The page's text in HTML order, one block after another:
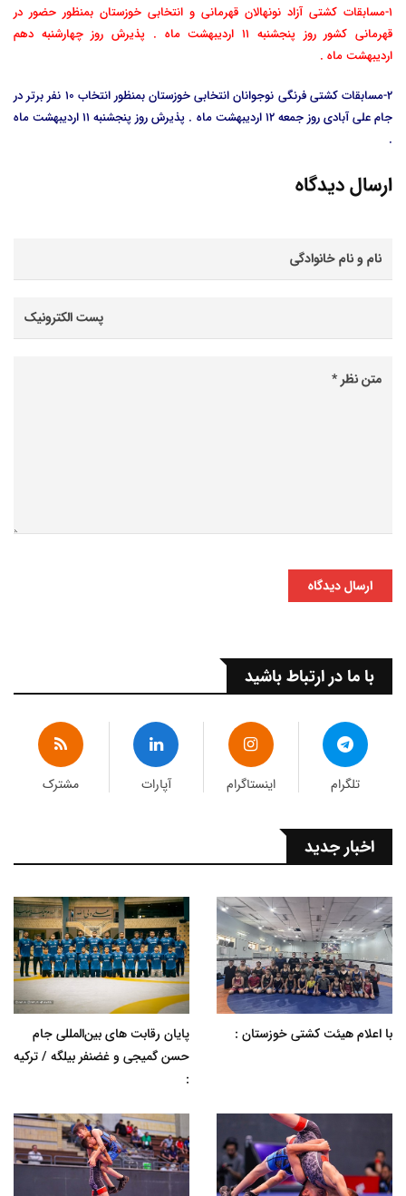
1-مسابقات کشتی آزاد نونهالان قهرمانی و انتخابی خوزستان بمنظور حضور در
قهرمانی کشور روز پنجشنبه 11 اردیبهشت ماه . پذیرش روز چهارشنبه دهم
اردیبهشت ماه .
2-مسابقات کشتی فرنگی نوجوانان انتخابی خوزستان بمنظور انتخاب 10 نفر برتر در
جام علی آبادی روز جمعه 12 اردیبهشت ماه . پذیرش روز پنجشنبه 11 اردیبهشت ماه
.
ارسال دیدگاه
ارسال دیدگاه
با ما در ارتباط باشید
تلگرام اینستاگرام آپارات مشترک
اخبار جدید
با اعلام هیئت کشتی خوزستان :
پایان رقابت های بین‌المللی جام
حسن گمیجی و غضنفر بیلگه / ترکیه
: